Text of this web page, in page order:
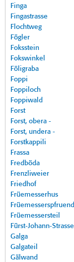
Finga
Fingastrasse
Flochtweg
Fögler
Foksstein
Fokswinkel
Föligraba
Foppi
Foppiloch
Foppiwald
Forst
Forst, obera -
Forst, undera -
Forstkappili
Frassa
Fredböda
Frenzliweier
Friedhof
Früemesserhus
Früemesserspfruend
Früemessersteil
Fürst-Johann-Strasse
Galga
Galgateil
Gälwand